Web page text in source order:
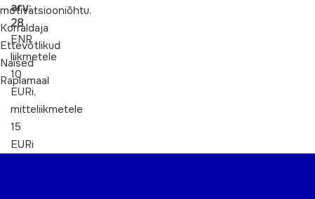
motivatsiooniõhtu.
Korraldaja
Ettevõtlikud
Naised
Raplamaal
arv:
28
ENR
liikmetele
10
EURi,
mitteliikmetele
15
EURi